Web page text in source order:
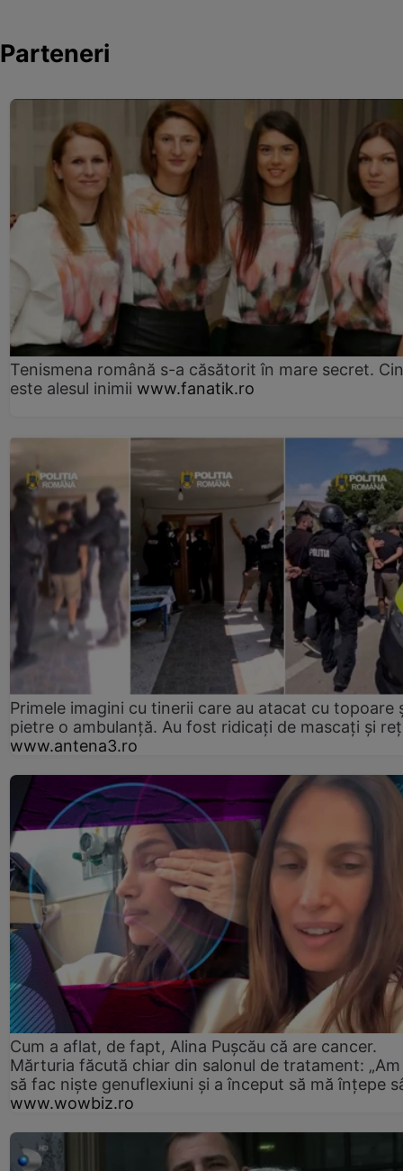
Parteneri
Tenismena română s-a căsătorit în mare secret.
este alesul inimii www.fanatik.ro
Primele imagini cu tinerii care au atacat cu topoare
pietre o ambulanță. Au fost ridicați de mascați și
www.antena3.ro
Cum a aflat, de fapt, Alina Pușcău că are cancer.
Mărturia făcută chiar din salonul de tratament:
să fac niște genuflexiuni și a început să mă înțepe
www.wowbiz.ro